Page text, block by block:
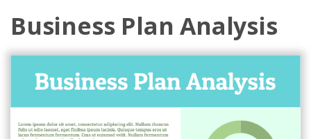
Business Plan Analysis